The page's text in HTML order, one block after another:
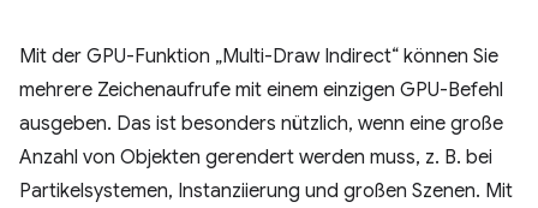
Mit der GPU-Funktion „Multi-Draw Indirect“ können Sie
mehrere Zeichenaufrufe mit einem einzigen GPU-Befehl
ausgeben. Das ist besonders nützlich, wenn eine große
Anzahl von Objekten gerendert werden muss, z. B. bei
Partikelsystemen, Instanziierung und großen Szenen. Mit